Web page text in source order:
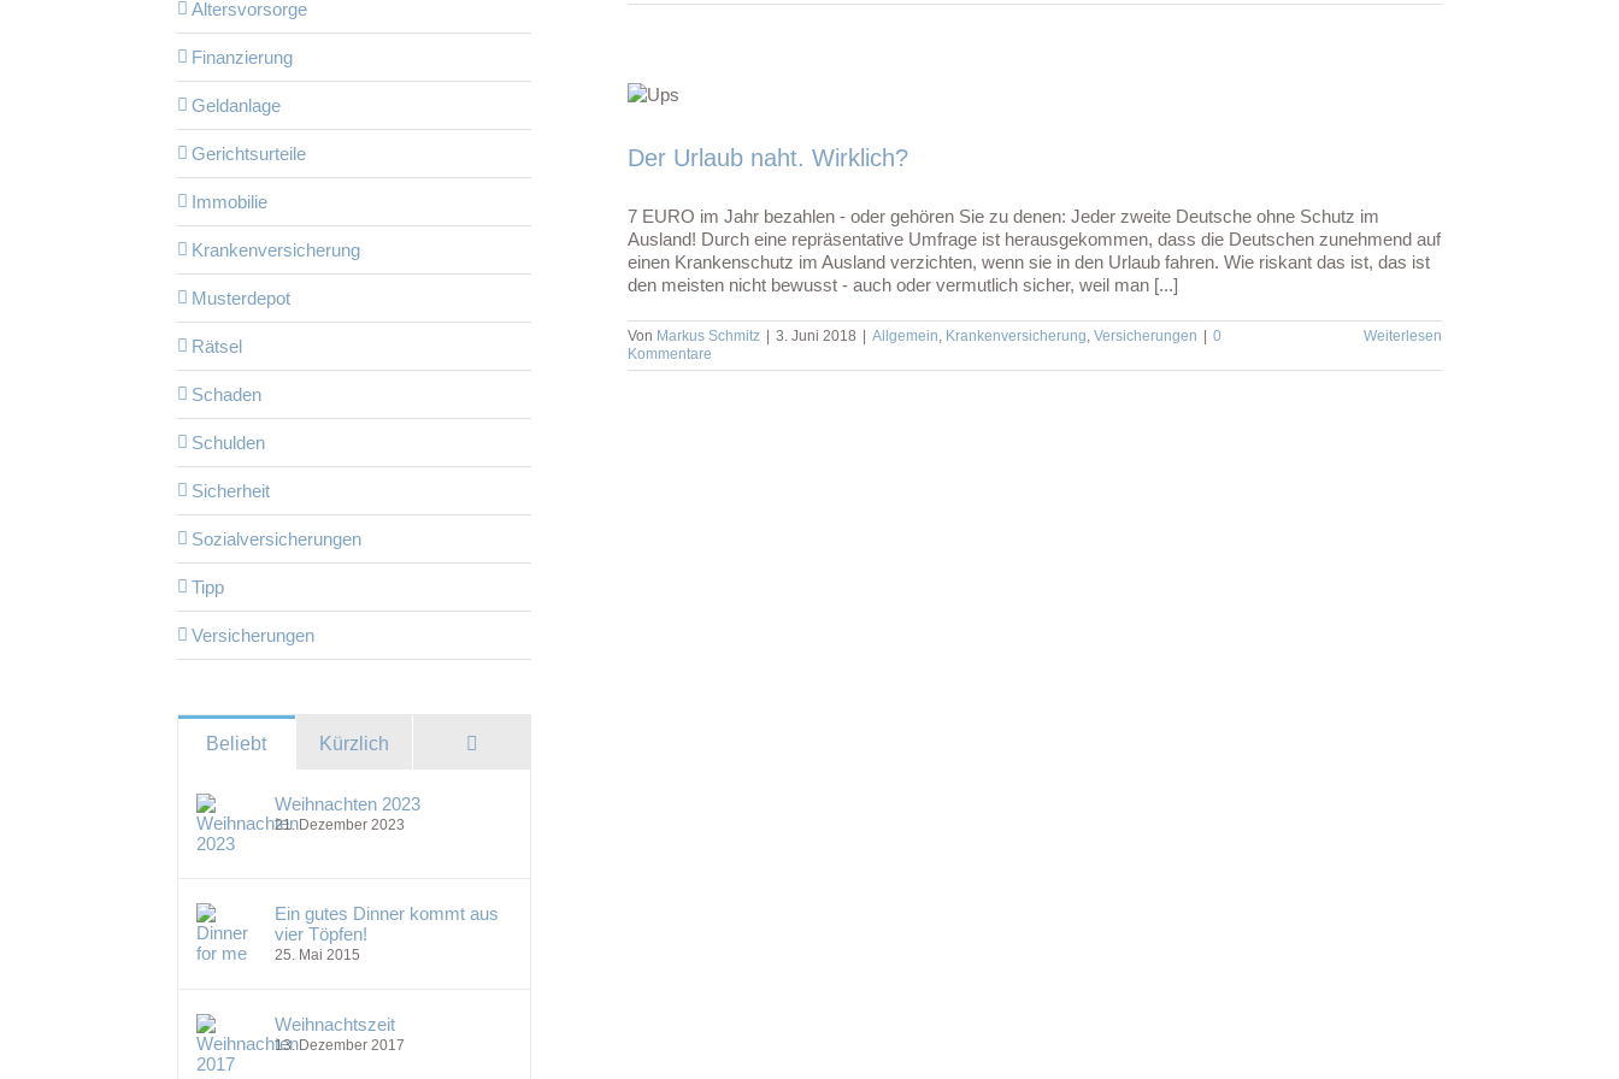
Der Urlaub naht. Wirklich?
Der Urlaub naht. Wirklich?
7 EURO im Jahr bezahlen - oder gehören Sie zu denen: Jeder zweite Deutsche ohne Schutz im
Ausland! Durch eine repräsentative Umfrage ist herausgekommen, dass die Deutschen zunehmend auf
einen Krankenschutz im Ausland verzichten, wenn sie in den Urlaub fahren. Wie riskant das ist, das ist
den meisten nicht bewusst - auch oder vermutlich sicher, weil man [...]
Von Markus Schmitz 3. Juni 2018 Allgemein, Krankenversicherung, Versicherungen
0
Kommentare
Weiterlesen
Altersvorsorge
Finanzierung
Geldanlage
Gerichtsurteile
Immobilie
Krankenversicherung
Musterdepot
Rätsel
Schaden
Schulden
Sicherheit
Sozialversicherungen
Tipp
Versicherungen
Beliebt Kürzlich
Weihnachten 2023
21. Dezember 2023
Ein gutes Dinner kommt aus
vier Töpfen!
25. Mai 2015
Weihnachtszeit
13. Dezember 2017